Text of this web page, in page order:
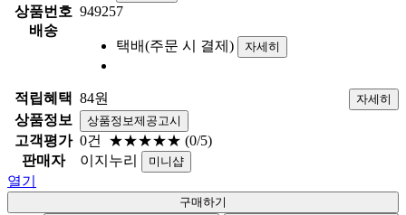
상품번호 949257
배송
택배(주문 시 결제)
자세히
적립혜택 84원 자세히
상품정보 상품정보제공고시
고객평가 0건 ★★★★★ (0/5)
판매자
이지누리 미니샵
열기